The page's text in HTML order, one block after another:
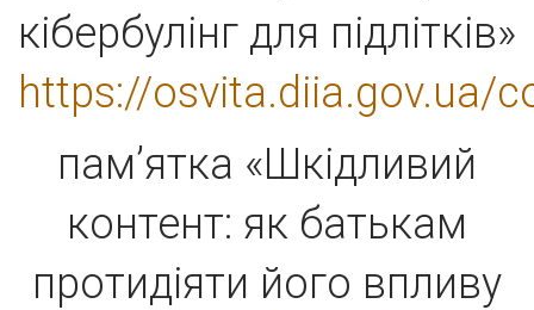
кібербулінг для підлітків»
https://osvita.diia.gov.ua/
пам’ятка «Шкідливий
контент: як батькам
протидіяти його впливу